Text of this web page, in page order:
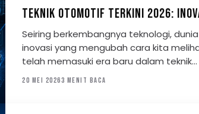
TEKNIK OTOMOTIF TERKINI 2026:
Seiring berkembangnya teknologi,
inovasi yang mengubah cara kita
telah memasuki era baru dalam teknik…
20 MEI 20263 MENIT BACA